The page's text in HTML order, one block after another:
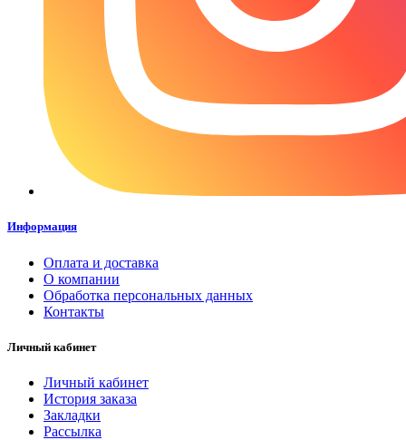
Информация
Оплата и доставка
О компании
Обработка персональных данных
Контакты
Личный кабинет
Личный кабинет
История заказа
Закладки
Рассылка